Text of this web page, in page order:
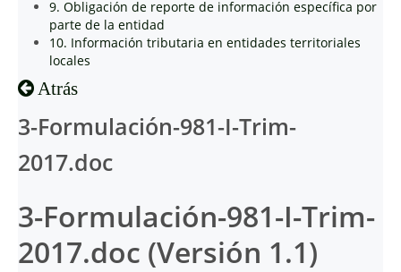
9. Obligación de reporte de información específica por
parte de la entidad
10. Información tributaria en entidades territoriales
locales
Atrás
3-Formulación-981-I-Trim-
2017.doc
3-Formulación-981-I-Trim-
2017.doc (Versión 1.1)